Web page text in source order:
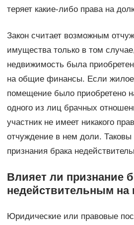
теряет какие-либо права на
Закон считает возможным
имущества только в том
недвижимость была
на общие финансы. Если жилое
помещение было приобретено
одного из лиц брачных
участник не имеет никакого
отчуждение в нем доли. Таковы
признания брака
Влияет ли признание
недействительным на
Юридические или правовые